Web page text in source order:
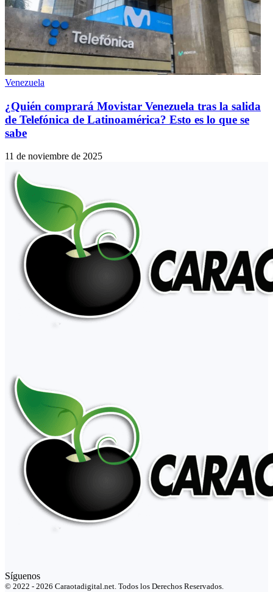
Venezuela
¿Quién comprará Movistar Venezuela tras la salida
de Telefónica de Latinoamérica? Esto es lo que se
sabe
11 de noviembre de 2025
Síguenos
© 2022 - 2026 Caraotadigital.net. Todos los Derechos Reservados.